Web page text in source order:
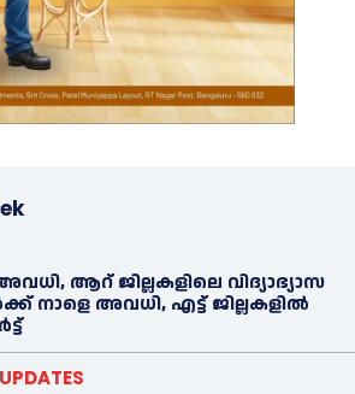
ആറ് ജില്ലകളിലെ വിദ്യാഭ്യാസ
നാളെ അവധി, എട്ട് ജില്ലകളിൽ